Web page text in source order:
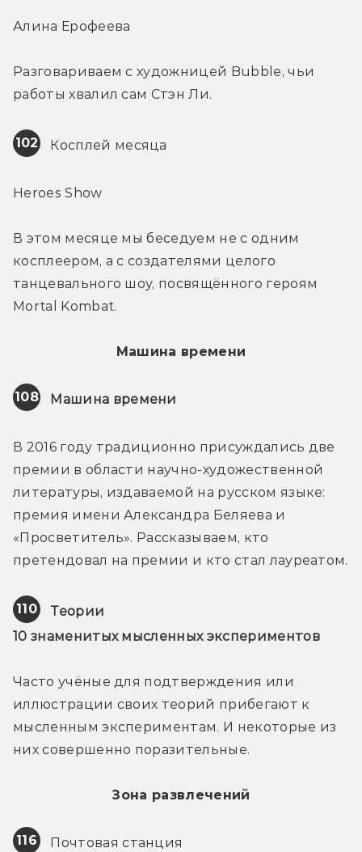
Алина Ерофеева
Разговариваем с художницей Bubble, чьи
работы хвалил сам Стэн Ли.
102 Косплей месяца
Heroes Show
В этом месяце мы беседуем не с одним
косплеером, а с создателями целого
танцевального шоу, посвящённого героям
Mortal Kombat.
Машина времени
108 Машина времени
В 2016 году традиционно присуждались две
премии в области научно-художественной
литературы, издаваемой на русском языке:
премия имени Александра Беляева и
«Просветитель». Рассказываем, кто
претендовал на премии и кто стал лауреатом.
110
Теории
10 знаменитых мысленных экспериментов
Часто учёные для подтверждения или
иллюстрации своих теорий прибегают к
мысленным экспериментам. И некоторые из
них совершенно поразительные.
Зона развлечений
116 Почтовая станция